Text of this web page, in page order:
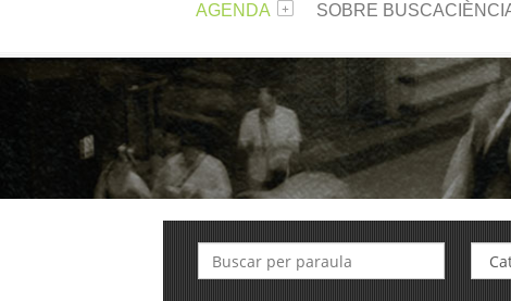
AGENDA SOBRE